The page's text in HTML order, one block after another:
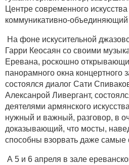
Центре современного
коммуникативно-объединяющий
На фоне искусительной
Гарри Кеосаян со своими
Еревана, роскошно
панорамного окна концертного
состоялся диалог Сати
Алексанрой Ливергант,
деятелями армянского
нужный и важный, разговор, в
доказывающий, что мосты,
способны взорвать даже самые
А 5 и 6 апреля в зале